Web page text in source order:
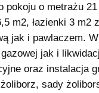
pokoju o metrażu
m2, łazienki 3 m2
jak i pawlaczem.
jak i
oraz instalacja
sady